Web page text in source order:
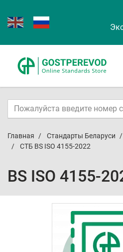
Главная Стандарты Беларуси
СТБ BS ISO 4155-2022
BS ISO 4155-